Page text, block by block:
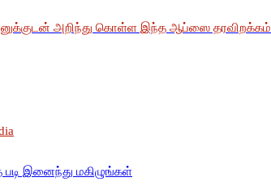
அறிந்து கொள்ள இந்த ஆப்ஸை தரவிறக்கம்
படி இனைந்து மகிழுங்கள்